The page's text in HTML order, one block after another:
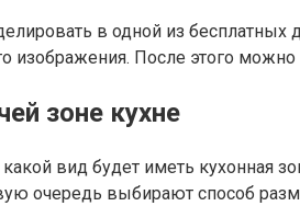
в одной из
После этого можно
зоне кухне
вид будет иметь кухонная
очередь выбирают способ